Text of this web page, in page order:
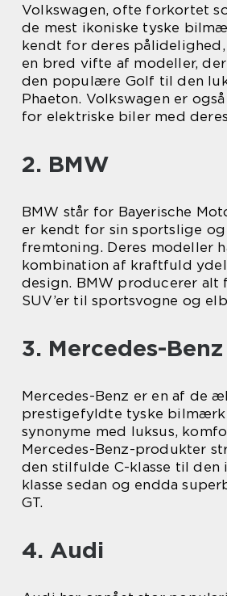
Volkswagen, ofte forkortet
de mest ikoniske tyske
kendt for deres
en bred vifte af modeller,
den populære Golf til den
Phaeton. Volkswagen er
for elektriske biler med
2. BMW
BMW står for Bayerische
er kendt for sin sportslige
fremtoning. Deres modeller
kombination af kraftfuld
design. BMW producerer alt
SUV’er til sportsvogne og
3. Mercedes-Benz
Mercedes-Benz er en af de
prestigefyldte tyske
synonyme med luksus,
Mercedes-Benz-produkter
den stilfulde C-klasse til den
klasse sedan og endda
GT.
4. Audi